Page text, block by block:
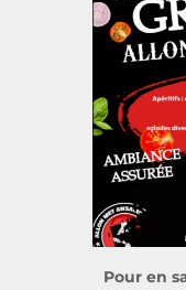
Pour en